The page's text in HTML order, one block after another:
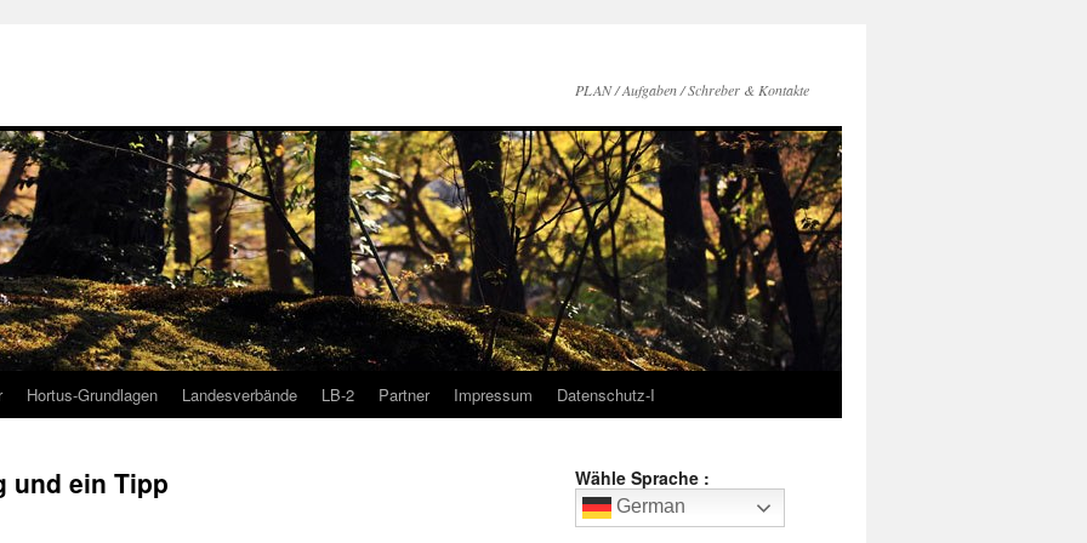
PLAN / Aufgaben / Schreber & Kontakte
Hortus-Grundlagen Landesverbände LB-2 Partner Impressum Datenschutz-I
und ein Tipp Wähle Sprache :
German